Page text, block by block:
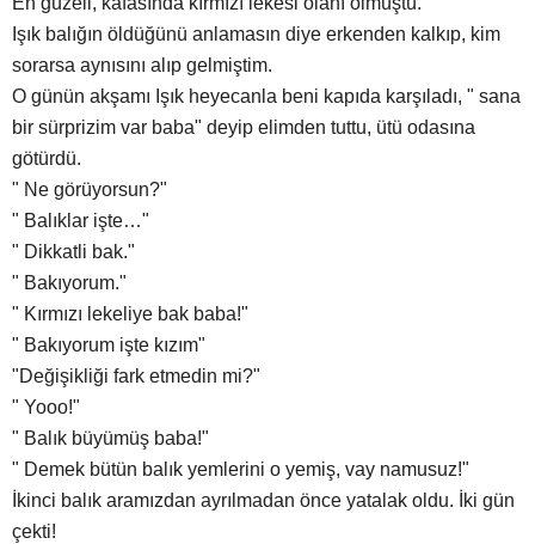
Işık balığın öldüğünü anlamasın diye erkenden kalkıp, kim
sorarsa aynısını alıp gelmiştim.
O günün akşamı Işık heyecanla beni kapıda karşıladı, " sana
bir sürprizim var baba" deyip elimden tuttu, ütü odasına
götürdü.
" Ne görüyorsun?"
" Balıklar işte…"
" Dikkatli bak."
" Bakıyorum."
" Kırmızı lekeliye bak baba!"
" Bakıyorum işte kızım"
"Değişikliği fark etmedin mi?"
" Yooo!"
" Balık büyümüş baba!"
" Demek bütün balık yemlerini o yemiş, vay namusuz!"
İkinci balık aramızdan ayrılmadan önce yatalak oldu. İki gün
çekti!